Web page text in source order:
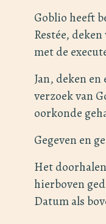
Goblio heeft
Restée,
met de
Jan, deken
verzoek van
oorkonde
Gegeven en
Het
hierboven
Datum als